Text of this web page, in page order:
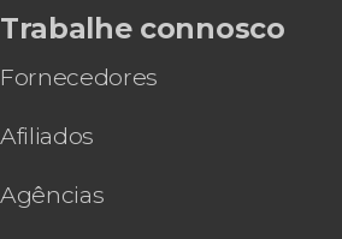
Trabalhe connosco
Fornecedores
Afiliados
Agências